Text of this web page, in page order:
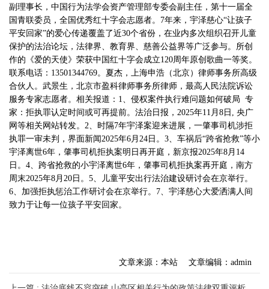
副理事长，中国行为法学会资产管理部专委会副主任，第十一届全
国青联委员，全国优秀红十字会志愿者。7年来，宇泽慈心“让孩子
平安回家”的爱心传递覆盖了近30个省份，在业内多次组织召开儿童
保护的法治论坛，法律界、教育界、慈善公益界等广泛参与。所创
作的《爱的天使》荣获中国红十字会成立120周年原创歌曲一等奖。
联系电话：13501344769。夏杰，上海申浩（北京）律师事务所高级
合伙人。武景生，北京市盈科律师事务所律师，最高人民法院诉讼
服务专家志愿者。相关报道：1、侵权案件执行难问题如何破局 专
家：拒执罪认定时间或可再提前。法治日报，2025年11月8日, 央广
网等相关网站转发。2、时隔7年宇泽案迎来进展，一肇事司机涉拒
执罪一审未判，界面新闻2025年6月24日。3、车祸后“跨省抢救”等小
宇泽离世6年，肇事司机拒执案明日再开庭，新京报2025年8月14
日。4、跨省抢救的小宇泽离世6年，肇事司机拒执案再开庭，南方
周末2025年8月20日。5、儿童平安出行法治建设研讨会在京举行。
6、加强拒执惩治工作研讨会在京举行。7、宇泽慈心大爱洒满人间
致力于让每一位孩子平安回家。
文章来源：本站 文章编辑：admin